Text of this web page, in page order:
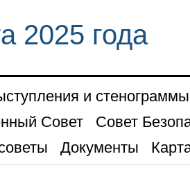
2025 года
и стенограммы
Совет
Совет
Документы